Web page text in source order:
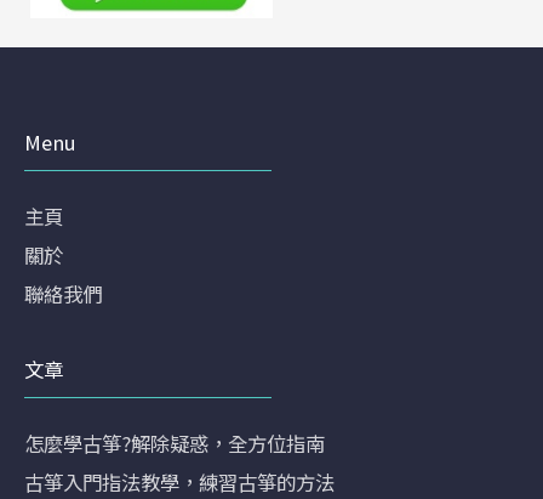
Menu
主頁
關於
聯絡我們
文章
怎麼學古箏?解除疑惑，全方位指南
古箏入門指法教學，練習古箏的方法